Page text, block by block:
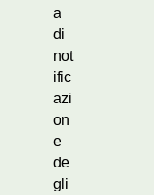
a
di
not
ific
azi
on
e
de
gli